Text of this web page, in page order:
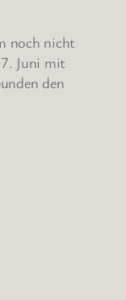
noch nicht
Juni mit
den